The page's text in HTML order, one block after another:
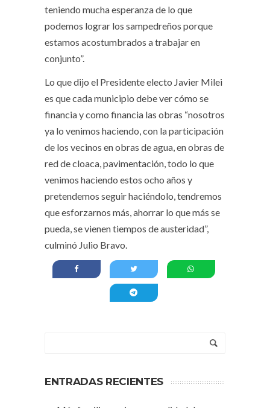
teniendo mucha esperanza de lo que
podemos lograr los sampedreños porque
estamos acostumbrados a trabajar en
conjunto”.
Lo que dijo el Presidente electo Javier Milei
es que cada municipio debe ver cómo se
financia y como financia las obras “nosotros
ya lo venimos haciendo, con la participación
de los vecinos en obras de agua, en obras de
red de cloaca, pavimentación, todo lo que
venimos haciendo estos ocho años y
pretendemos seguir haciéndolo, tendremos
que esforzarnos más, ahorrar lo que más se
pueda, se vienen tiempos de austeridad”,
culminó Julio Bravo.
ENTRADAS RECIENTES